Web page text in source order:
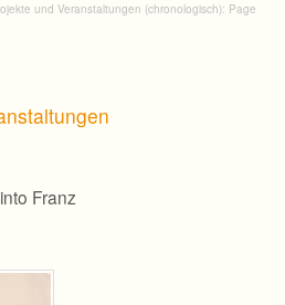
und Veranstaltungen (chronologisch): Page
Franz